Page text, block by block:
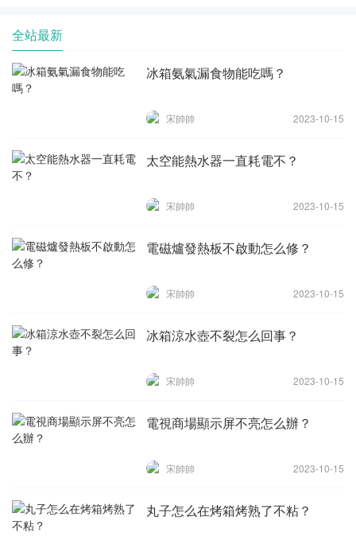
全站最新
冰箱氨氣漏食物能吃嗎？
宋帥帥 2023-10-15
太空能熱水器一直耗電不？
宋帥帥 2023-10-15
電磁爐發熱板不啟動怎么修？
宋帥帥 2023-10-15
冰箱涼水壺不裂怎么回事？
宋帥帥 2023-10-15
電視商場顯示屏不亮怎么辦？
宋帥帥 2023-10-15
丸子怎么在烤箱烤熟了不粘？